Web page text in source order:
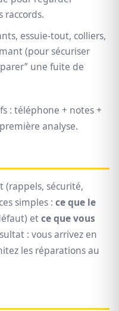
raccords.
essuie-tout, colliers,
(pour sécuriser
une fuite de
: téléphone + notes +
analyse.
sécurité,
simples : ce que le
etce que vous
: vous arrivez en
les réparations au